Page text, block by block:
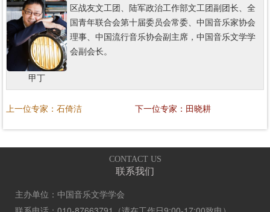
甲丁
区战友文工团、陆军政治工作部文工团副团长、全
国青年联合会第十届委员会常委、中国音乐家协会
理事、中国流行音乐协会副主席，中国音乐文学学
会副会长。
上一位专家：石倚洁 下一位专家：田晓耕
CONTACT US
联系我们
主办单位：中国音乐文学学会